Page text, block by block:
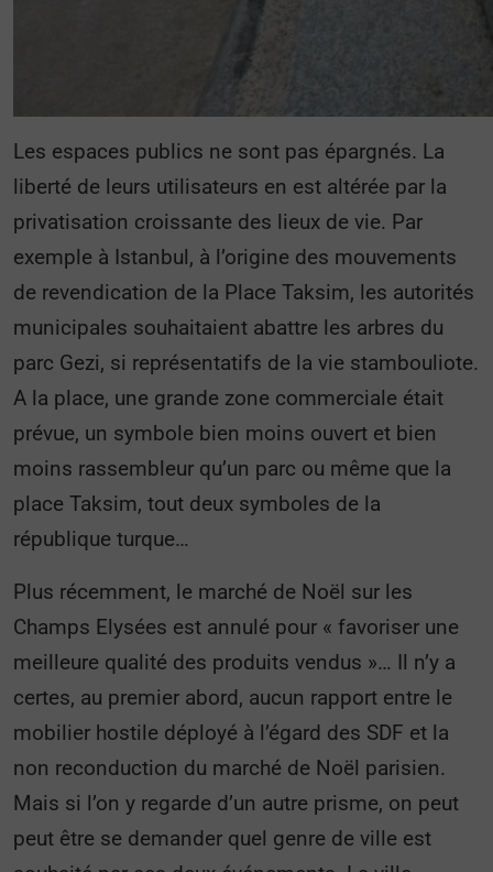
Les espaces publics ne sont pas épargnés. La
liberté de leurs utilisateurs en est altérée par la
privatisation croissante des lieux de vie. Par
exemple à Istanbul, à l’origine des mouvements
de revendication de la Place Taksim, les autorités
municipales souhaitaient abattre les arbres du
parc Gezi, si représentatifs de la vie stambouliote.
A la place, une grande zone commerciale était
prévue, un symbole bien moins ouvert et bien
moins rassembleur qu’un parc ou même que la
place Taksim, tout deux symboles de la
république turque…
Plus récemment, le marché de Noël sur les
Champs Elysées est annulé pour « favoriser une
meilleure qualité des produits vendus »… Il n’y a
certes, au premier abord, aucun rapport entre le
mobilier hostile déployé à l’égard des SDF et la
non reconduction du marché de Noël parisien.
Mais si l’on y regarde d’un autre prisme, on peut
peut être se demander quel genre de ville est